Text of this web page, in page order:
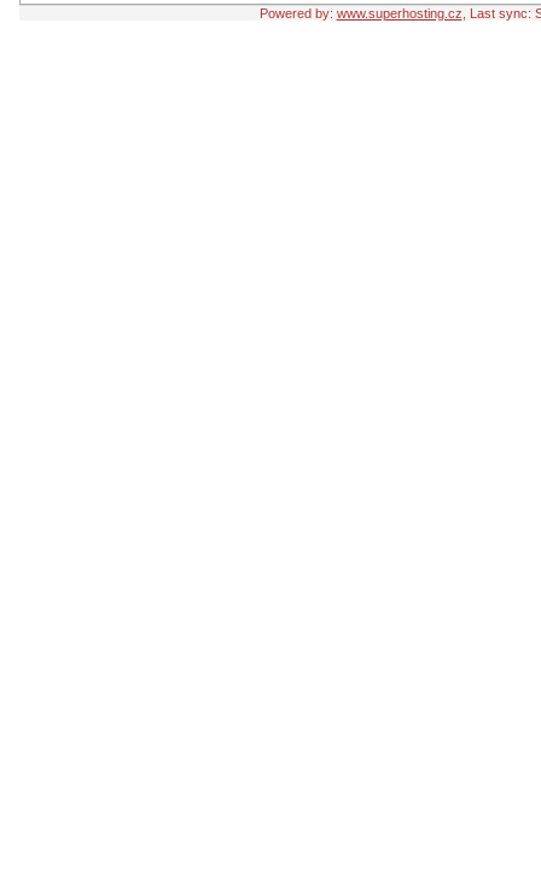
Powered by: www.superhosting.cz , Last sync: